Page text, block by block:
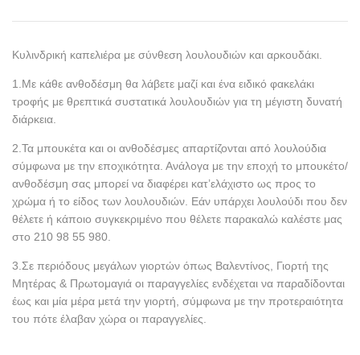
Κυλινδρική καπελιέρα με σύνθεση λουλουδιών και αρκουδάκι.
1.Με κάθε ανθοδέσμη θα λάβετε μαζί και ένα ειδικό φακελάκι
τροφής με θρεπτικά συστατικά λουλουδιών για τη μέγιστη δυνατή
διάρκεια.
2.Τα μπουκέτα και οι ανθοδέσμες απαρτίζονται από λουλούδια
σύμφωνα με την εποχικότητα. Ανάλογα με την εποχή το μπουκέτο/
ανθοδέσμη σας μπορεί να διαφέρει κατ’ελάχιστο ως προς το
χρώμα ή το είδος των λουλουδιών. Εάν υπάρχει λουλούδι που δεν
θέλετε ή κάποιο συγκεκριμένο που θέλετε παρακαλώ καλέστε μας
στο 210 98 55 980.
3.Σε περιόδους μεγάλων γιορτών όπως Βαλεντίνος, Γιορτή της
Μητέρας & Πρωτομαγιά οι παραγγελίες ενδέχεται να παραδίδονται
έως και μία μέρα μετά την γιορτή, σύμφωνα με την προτεραιότητα
του πότε έλαβαν χώρα οι παραγγελίες.